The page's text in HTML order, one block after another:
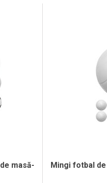
masă-
Mingi fotbal de